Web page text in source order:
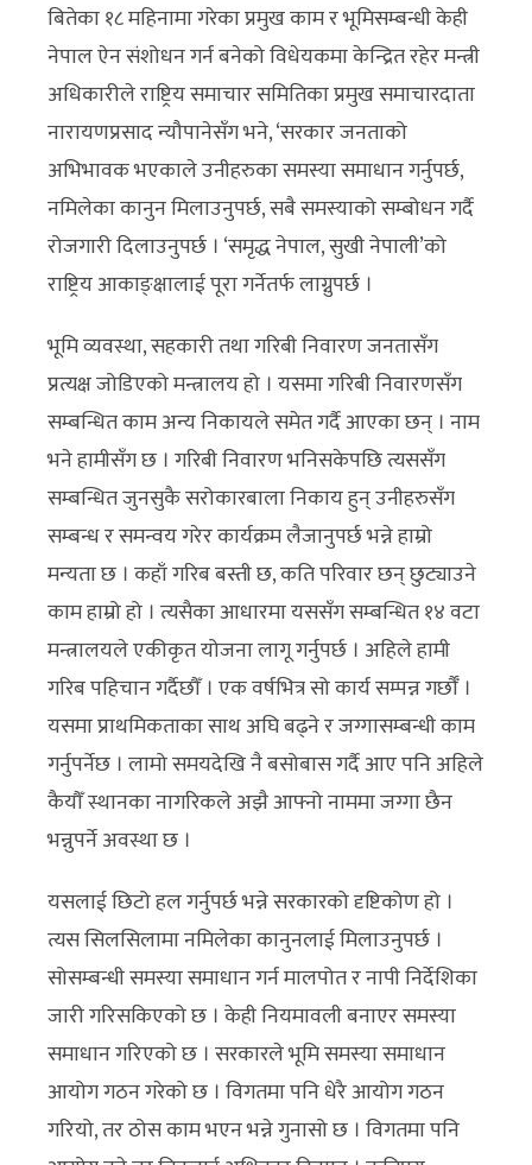
बितेका १८ महिनामा गरेका प्रमुख काम र भूमिसम्बन्धी केही
नेपाल ऐन संशोधन गर्न बनेको विधेयकमा केन्द्रित रहेर मन्त्री
अधिकारीले राष्ट्रिय समाचार समितिका प्रमुख समाचारदाता
नारायणप्रसाद न्यौपानेसँग भने, ‘सरकार जनताको
अभिभावक भएकाले उनीहरुका समस्या समाधान गर्नुपर्छ,
नमिलेका कानुन मिलाउनुपर्छ, सबै समस्याको सम्बोधन गर्दै
रोजगारी दिलाउनुपर्छ । ‘समृद्ध नेपाल, सुखी नेपाली’को
राष्ट्रिय आकाङ्क्षालाई पूरा गर्नेतर्फ लाग्नुपर्छ ।
भूमि व्यवस्था, सहकारी तथा गरिबी निवारण जनतासँग
प्रत्यक्ष जोडिएको मन्त्रालय हो । यसमा गरिबी निवारणसँग
सम्बन्धित काम अन्य निकायले समेत गर्दै आएका छन् । नाम
भने हामीसँग छ । गरिबी निवारण भनिसकेपछि त्यससँग
सम्बन्धित जुनसुकै सरोकारबाला निकाय हुन् उनीहरुसँग
सम्बन्ध र समन्वय गरेर कार्यक्रम लैजानुपर्छ भन्ने हाम्रो
मन्यता छ । कहाँ गरिब बस्ती छ, कति परिवार छन् छुट्याउने
काम हाम्रो हो । त्यसैका आधारमा यससँग सम्बन्धित १४ वटा
मन्त्रालयले एकीकृत योजना लागू गर्नुपर्छ । अहिले हामी
गरिब पहिचान गर्दैछौँ । एक वर्षभित्र सो कार्य सम्पन्न गर्छौँ ।
यसमा प्राथमिकताका साथ अघि बढ्ने र जग्गासम्बन्धी काम
गर्नुपर्नेछ । लामो समयदेखि नै बसोबास गर्दै आए पनि अहिले
कैयौँ स्थानका नागरिकले अझै आफ्नो नाममा जग्गा छैन
भन्नुपर्ने अवस्था छ ।
यसलाई छिटो हल गर्नुपर्छ भन्ने सरकारको दृष्टिकोण हो ।
त्यस सिलसिलामा नमिलेका कानुनलाई मिलाउनुपर्छ ।
सोसम्बन्धी समस्या समाधान गर्न मालपोत र नापी निर्देशिका
जारी गरिसकिएको छ । केही नियमावली बनाएर समस्या
समाधान गरिएको छ । सरकारले भूमि समस्या समाधान
आयोग गठन गरेको छ । विगतमा पनि धेरै आयोग गठन
गरियो, तर ठोस काम भएन भन्ने गुनासो छ । विगतमा पनि